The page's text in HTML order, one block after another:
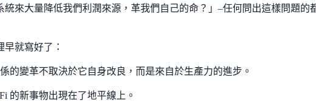
統來大量降低我們利潤來源，革我們自己的命？」–任何問出這樣問題的
早就寫好了：
的變革不取決於它自身改良，而是來自於生產力的進步。
的新事物出現在了地平線上。